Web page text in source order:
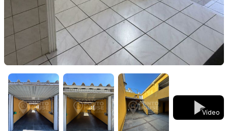
Vídeo